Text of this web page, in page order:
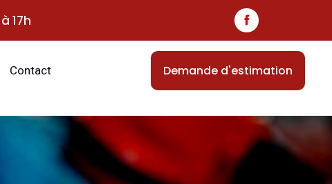
17h
Contact Demande d'estimation